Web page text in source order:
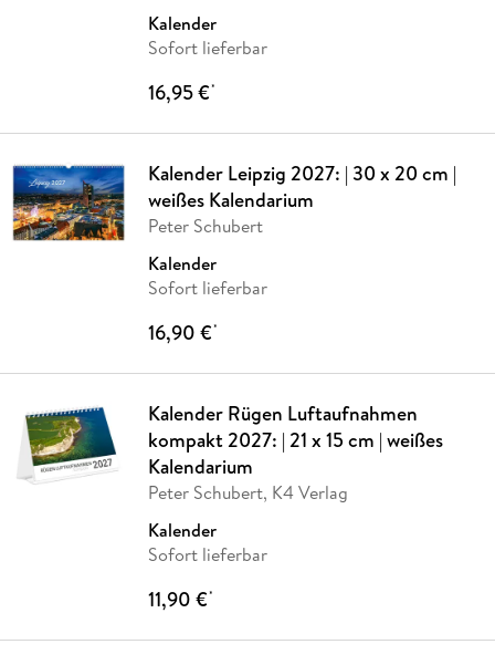
Kalender
Sofort lieferbar
16,95 €*
Kalender Leipzig 2027: | 30 x 20 cm |
weißes Kalendarium
Peter Schubert
Kalender
Sofort lieferbar
16,90 €*
Kalender Rügen Luftaufnahmen
kompakt 2027: | 21 x 15 cm | weißes
Kalendarium
Peter Schubert, K4 Verlag
Kalender
Sofort lieferbar
11,90 €*